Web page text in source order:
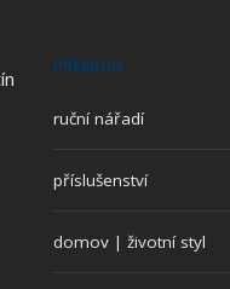
PREMION
ruční nářadí
příslušenství
domov | životní styl